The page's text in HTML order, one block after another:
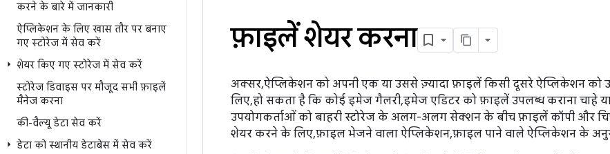
करने के बारे में जानकारी
ऐप्लिकेशन के लिए खास तौर पर बनाए
गए स्टोरेज में सेव करें
शेयर किए गए स्टोरेज में सेव करें
स्टोरेज डिवाइस पर मौजूद सभी फ़ाइलें
मैनेज करना
की-वैल्यू डेटा सेव करें
डेटा को स्थानीय डेटाबेस में सेव करें
फ़ाइलें शेयर करना
अक्सर, ऐप्लिकेशन को अपनी एक या उससे ज़्यादा फ़ाइलें किसी दूसरे ऐप्लिकेशन को
लिए, हो सकता है कि कोई इमेज गैलरी, इमेज एडिटर को फ़ाइलें उपलब्ध कराना चाहे
उपयोगकर्ताओं को बाहरी स्टोरेज के अलग-अलग सेक्शन के बीच फ़ाइलें कॉपी और
शेयर करने के लिए, फ़ाइल भेजने वाला ऐप्लिकेशन, फ़ाइल पाने वाले ऐप्लिकेशन के